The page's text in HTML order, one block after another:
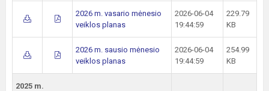
2026 m. vasario mėnesio
veiklos planas
2026-06-04
19:44:59
229.79
KB
2026 m. sausio mėnesio
veiklos planas
2026-06-04
19:44:59
254.99
KB
2025 m.